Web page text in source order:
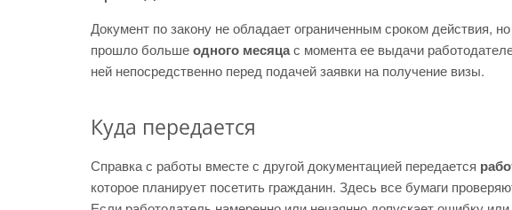
Документ по закону не обладает ограниченным сроком действия,
прошло большеодного месяцас момента ее выдачи
ней непосредственно перед подачей заявки на получение визы.
Куда передается
Справка с работы вместе с другой документацией передается
которое планирует посетить гражданин. Здесь все бумаги